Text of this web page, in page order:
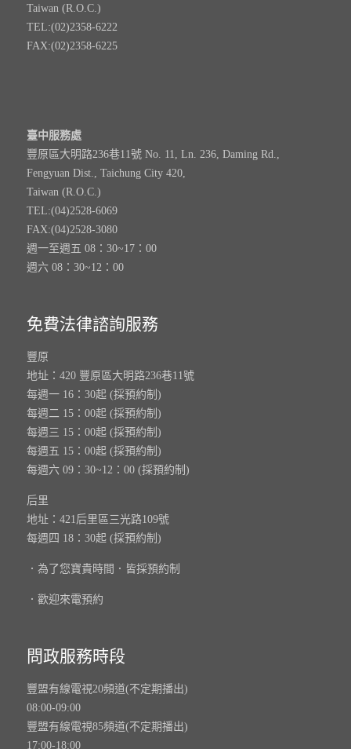
Taiwan (R.O.C.)
TEL:(02)2358-6222
FAX:(02)2358-6225
臺中服務處
豐原區大明路236巷11號 No. 11, Ln. 236, Daming Rd.,
Fengyuan Dist., Taichung City 420,
Taiwan (R.O.C.)
TEL:(04)2528-6069
FAX:(04)2528-3080
週一至週五 08：30~17：00
週六 08：30~12：00
免費法律諮詢服務
豐原
地址：420 豐原區大明路236巷11號
每週一 16：30起 (採預約制)
每週二 15：00起 (採預約制)
每週三 15：00起 (採預約制)
每週五 15：00起 (採預約制)
每週六 09：30~12：00 (採預約制)
后里
地址：421后里區三光路109號
每週四 18：30起 (採預約制)
．為了您寶貴時間．皆採預約制
．歡迎來電預約
問政服務時段
豐盟有線電視20頻道(不定期播出)
08:00-09:00
豐盟有線電視85頻道(不定期播出)
17:00-18:00